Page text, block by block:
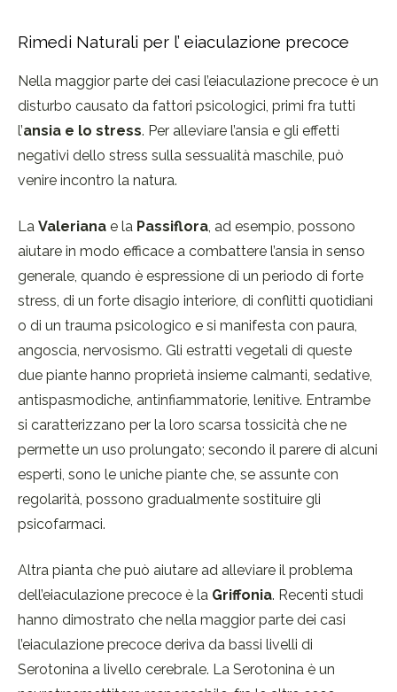
Rimedi Naturali per l’ eiaculazione precoce
Nella maggior parte dei casi l’eiaculazione precoce è un
disturbo causato da fattori psicologici, primi fra tutti
l’ansia e lo stress. Per alleviare l’ansia e gli effetti
negativi dello stress sulla sessualità maschile, può
venire incontro la natura.
La Valeriana e la Passiflora, ad esempio, possono
aiutare in modo efficace a combattere l’ansia in senso
generale, quando è espressione di un periodo di forte
stress, di un forte disagio interiore, di conflitti quotidiani
o di un trauma psicologico e si manifesta con paura,
angoscia, nervosismo. Gli estratti vegetali di queste
due piante hanno proprietà insieme calmanti, sedative,
antispasmodiche, antinfiammatorie, lenitive. Entrambe
si caratterizzano per la loro scarsa tossicità che ne
permette un uso prolungato; secondo il parere di alcuni
esperti, sono le uniche piante che, se assunte con
regolarità, possono gradualmente sostituire gli
psicofarmaci.
Altra pianta che può aiutare ad alleviare il problema
dell’eiaculazione precoce è la Griffonia. Recenti studi
hanno dimostrato che nella maggior parte dei casi
l’eiaculazione precoce deriva da bassi livelli di
Serotonina a livello cerebrale. La Serotonina è un